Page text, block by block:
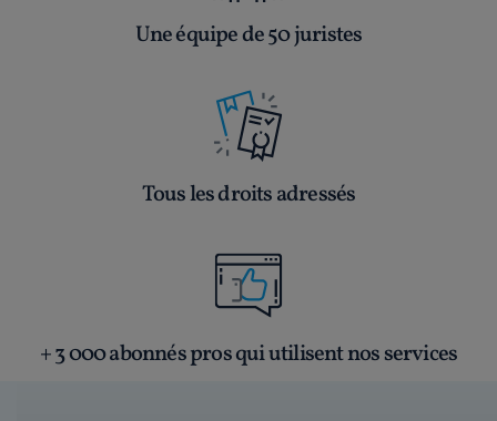
Une équipe de 50 juristes
Tous les droits adressés
+ 3 000 abonnés pros qui utilisent nos services